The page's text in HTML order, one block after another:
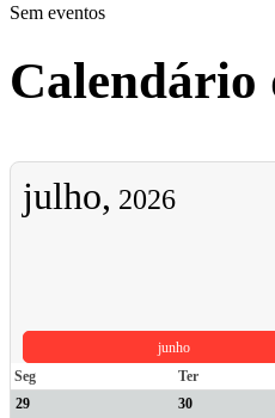
Sem eventos
Calendário
julho, 2026
junho
Seg
Ter
29
30